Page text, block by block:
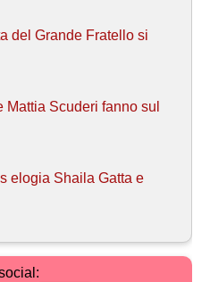
del Grande Fratello si
Mattia Scuderi fanno sul
elogia Shaila Gatta e